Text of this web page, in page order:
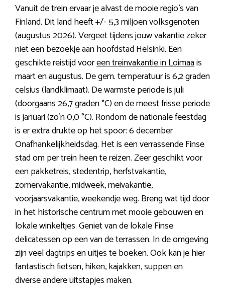
Vanuit de trein ervaar je alvast de mooie regio’s van
Finland. Dit land heeft +/- 5,3 miljoen volksgenoten
(augustus 2026). Vergeet tijdens jouw vakantie zeker
niet een bezoekje aan hoofdstad Helsinki. Een
geschikte reistijd vooreen treinvakantie in Loimaais
maart en augustus. De gem. temperatuur is 6,2 graden
celsius (landklimaat). De warmste periode is juli
(doorgaans 26,7 graden °C) en de meest frisse periode
is januari (zo’n 0,0 °C). Rondom de nationale feestdag
is er extra drukte op het spoor: 6 december
Onafhankelijkheidsdag. Het is een verrassende Finse
stad om per trein heen te reizen. Zeer geschikt voor
een pakketreis, stedentrip, herfstvakantie,
zomervakantie, midweek, meivakantie,
voorjaarsvakantie, weekendje weg. Breng wat tijd door
in het historische centrum met mooie gebouwen en
lokale winkeltjes. Geniet van de lokale Finse
delicatessen op een van de terrassen. In de omgeving
zijn veel dagtrips en uitjes te boeken. Ook kan je hier
fantastisch fietsen, hiken, kajakken, suppen en
diverse andere uitstapjes maken.